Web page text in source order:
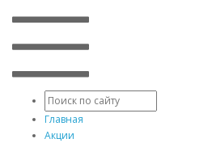
Главная
Акции